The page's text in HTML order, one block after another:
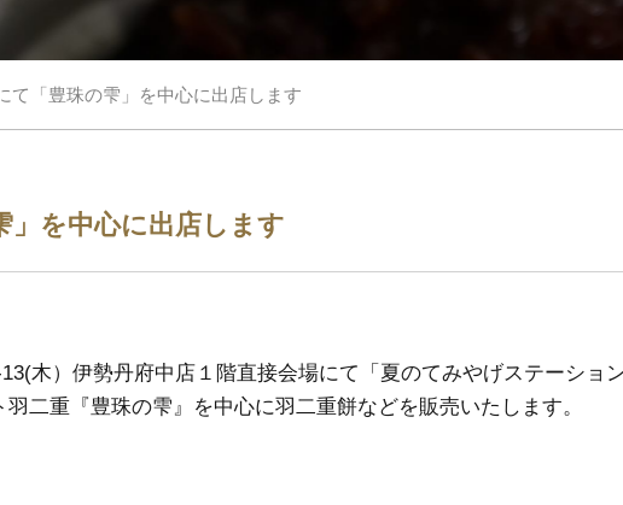
て「豊珠の雫」を中心に出店します
」を中心に出店します
木）伊勢丹府中店１階直接会場にて「夏のてみやげステーショ
羽二重『豊珠の雫』を中心に羽二重餅などを販売いたします。